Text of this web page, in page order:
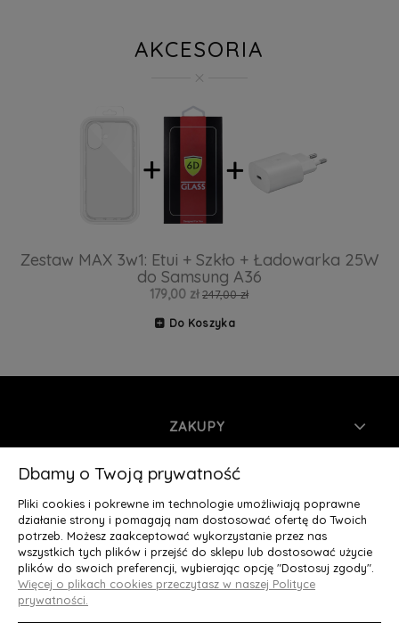
AKCESORIA
Zestaw MAX 3w1: Etui + Szkło + Ładowarka 25W
do Samsung A36
179,00 zł 247,00 zł
Do Koszyka
ZAKUPY
INFORMACJE
MOJE KONTO
O NAS
Deluxury.pl
Dbamy o Twoją prywatność
Pliki cookies i pokrewne im technologie umożliwiają poprawne
działanie strony i pomagają nam dostosować ofertę do Twoich
potrzeb. Możesz zaakceptować wykorzystanie przez nas
wszystkich tych plików i przejść do sklepu lub dostosować użycie
plików do swoich preferencji, wybierając opcję "Dostosuj zgody".
Więcej o plikach cookies przeczytasz w naszej Polityce
prywatności.